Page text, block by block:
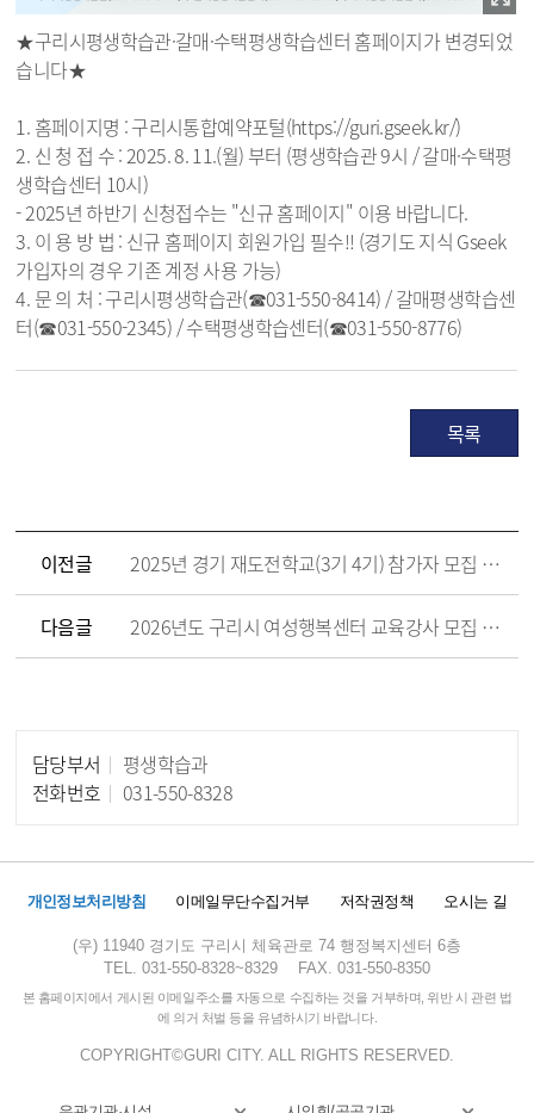
★구리시평생학습관·갈매·수택평생학습센터 홈페이지가 변경되었
습니다★
1. 홈페이지명 : 구리시통합예약포털(https://guri.gseek.kr/)
2. 신 청 접 수 : 2025. 8. 11.(월) 부터 (평생학습관 9시 / 갈매·수택평
생학습센터 10시)
- 2025년 하반기 신청접수는 "신규 홈페이지" 이용 바랍니다.
3. 이 용 방 법 : 신규 홈페이지 회원가입 필수!! (경기도 지식 Gseek
가입자의 경우 기존 계정 사용 가능)
4. 문 의 처 : 구리시평생학습관(☎031-550-8414) / 갈매평생학습센
터(☎031-550-2345) / 수택평생학습센터(☎031-550-8776)
목록
이전글 2025년 경기 재도전학교(3기 4기) 참가자 모집 안내
다음글 2026년도 구리시 여성행복센터 교육강사 모집 공고
담당부서
평생학습과
전화번호
031-550-8328
개인정보처리방침 이메일무단수집거부 저작권정책 오시는 길
(우) 11940 경기도 구리시 체육관로 74 행정복지센터 6층
TEL. 031-550-8328~8329
FAX. 031-550-8350
본 홈페이지에서 게시된 이메일주소를 자동으로 수집하는 것을 거부하며, 위반 시 관련 법
에 의거 처벌 등을 유념하시기 바랍니다.
COPYRIGHT©GURI CITY. ALL RIGHTS RESERVED.